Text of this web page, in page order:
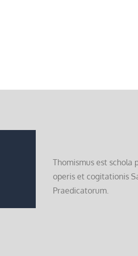
Thomismus est schola
operis et cogitationis
Praedicatorum.